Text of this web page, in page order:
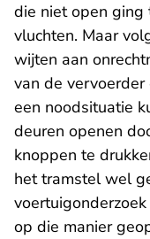
die niet open
vluchten. Maar
wijten aan
van de
een noodsituatie
deuren openen
knoppen te
het tramstel wel
op die manier